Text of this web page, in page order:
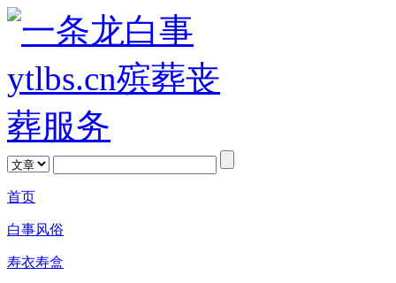
首页
白事风俗
寿衣寿盒